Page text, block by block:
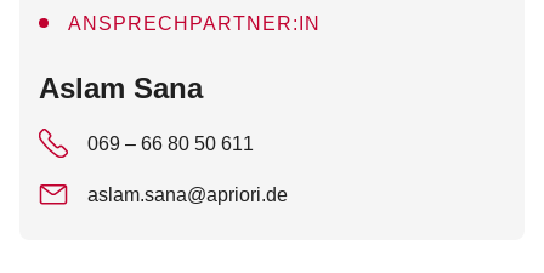
ANSPRECHPARTNER:IN
:
Aslam Sana
069 – 66 80 50 611
aslam.sana@apriori.de